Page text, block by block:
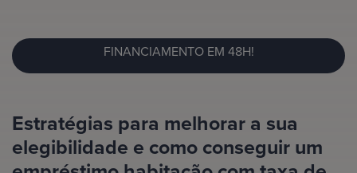
FINANCIAMENTO EM 48H!
Estratégias para melhorar a sua
elegibilidade e como conseguir um